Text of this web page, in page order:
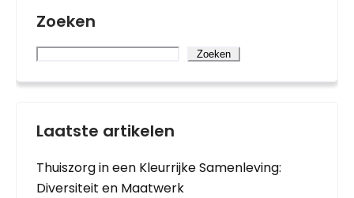
Zoeken
Zoeken
Laatste artikelen
Thuiszorg in een Kleurrijke Samenleving:
Diversiteit en Maatwerk